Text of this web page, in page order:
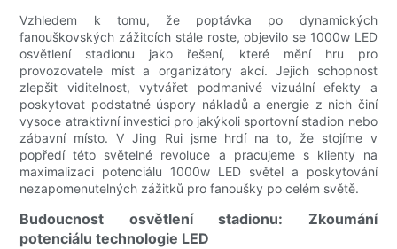
Vzhledem k tomu, že poptávka po dynamických
fanouškovských zážitcích stále roste, objevilo se 1000w LED
osvětlení stadionu jako řešení, které mění hru pro
provozovatele míst a organizátory akcí. Jejich schopnost
zlepšit viditelnost, vytvářet podmanivé vizuální efekty a
poskytovat podstatné úspory nákladů a energie z nich činí
vysoce atraktivní investici pro jakýkoli sportovní stadion nebo
zábavní místo. V Jing Rui jsme hrdí na to, že stojíme v
popředí této světelné revoluce a pracujeme s klienty na
maximalizaci potenciálu 1000w LED světel a poskytování
nezapomenutelných zážitků pro fanoušky po celém světě.
Budoucnost osvětlení stadionu: Zkoumání
potenciálu technologie LED